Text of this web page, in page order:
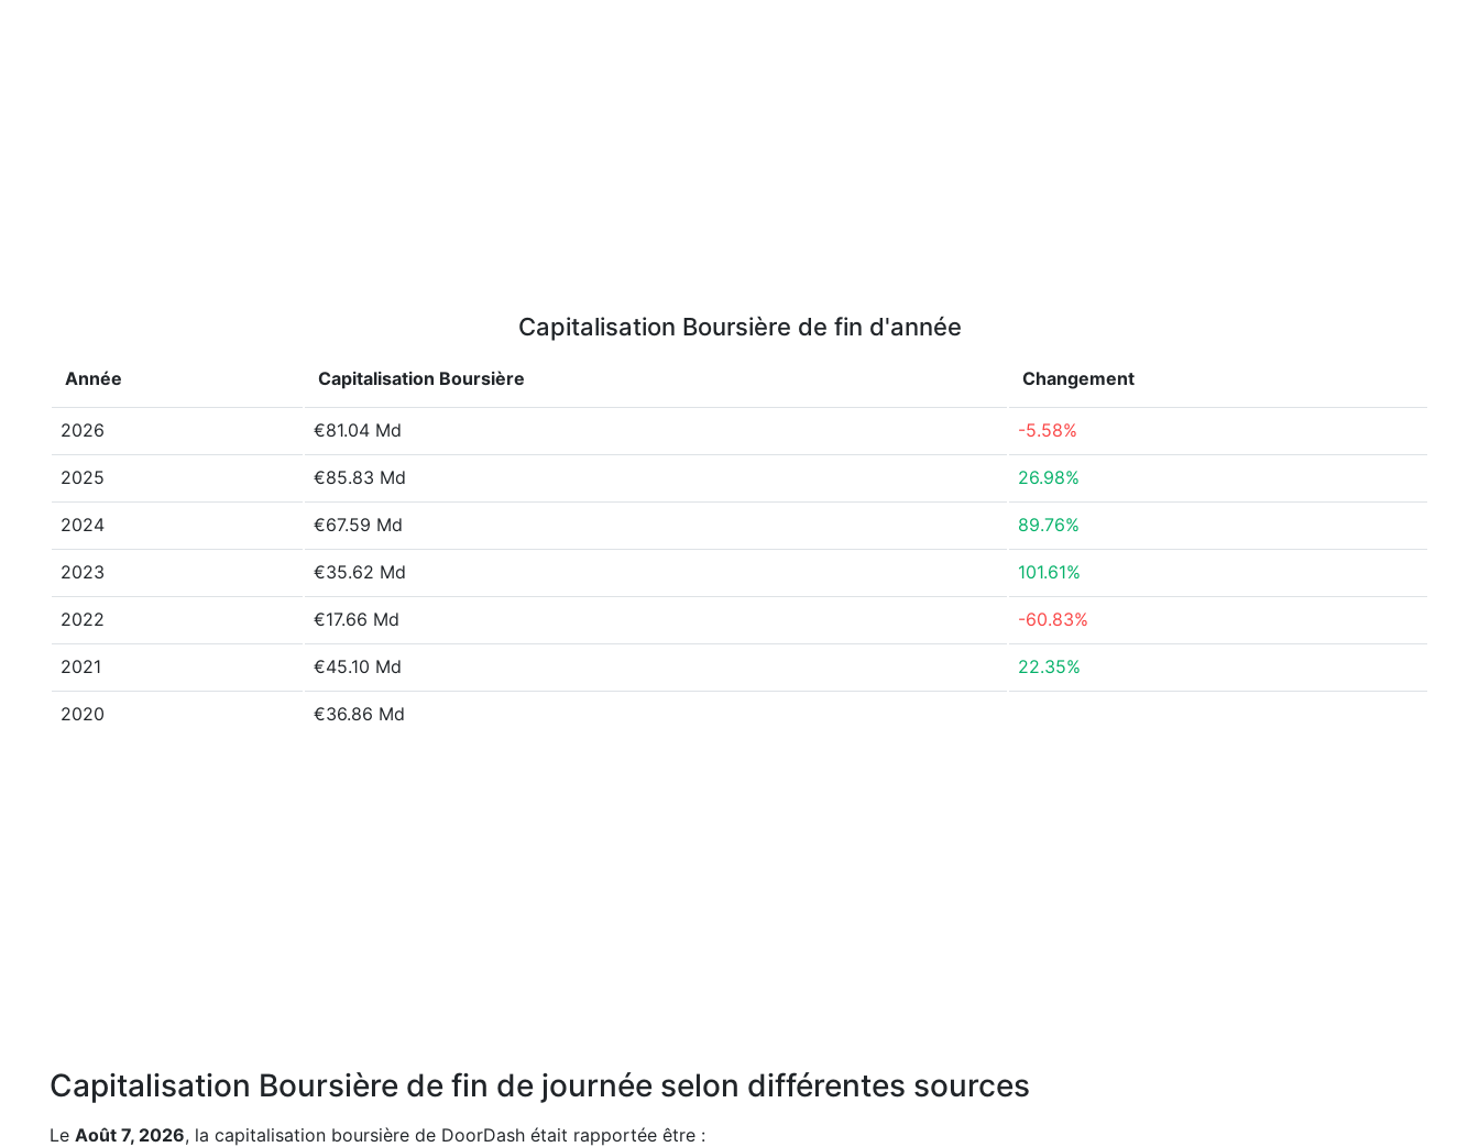
Capitalisation Boursière de fin d'année
Année Capitalisation Boursière Changement
2026 €81.04 Md -5.58%
2025 €85.83 Md 26.98%
2024 €67.59 Md 89.76%
2023 €35.62 Md 101.61%
2022 €17.66 Md -60.83%
2021 €45.10 Md 22.35%
2020 €36.86 Md
Capitalisation Boursière de fin de journée selon différentes sources
Le Août 7, 2026, la capitalisation boursière de DoorDash était rapportée être :